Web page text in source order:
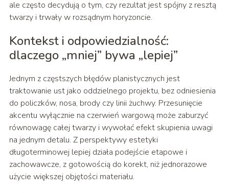
ale często decydują o tym, czy rezultat jest spójny z resztą
twarzy i trwały w rozsądnym horyzoncie.
Kontekst i odpowiedzialność:
dlaczego „mniej” bywa „lepiej”
Jednym z częstszych błędów planistycznych jest
traktowanie ust jako oddzielnego projektu, bez odniesienia
do policzków, nosa, brody czy linii żuchwy. Przesunięcie
akcentu wyłącznie na czerwień wargową może zaburzyć
równowagę całej twarzy i wywołać efekt skupienia uwagi
na jednym detalu. Z perspektywy estetyki
długoterminowej lepiej działa podejście etapowe i
zachowawcze, z gotowością do korekt, niż jednorazowe
użycie większej objętości materiału.